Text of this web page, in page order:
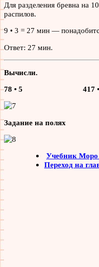
Для разделения бревна на
распилов.
9 • 3 = 27 мин —
Ответ: 27 мин.
Вычисли.
78 • 5
Задание на полях
Учебник Моро
Переход на